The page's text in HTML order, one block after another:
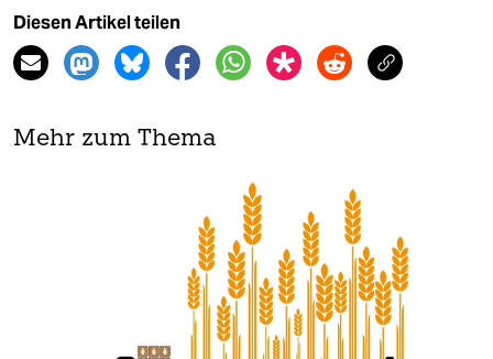
Diesen Artikel teilen
Mehr zum Thema